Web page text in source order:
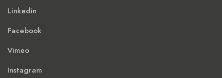
Linkedin
Facebook
Vimeo
Instagram